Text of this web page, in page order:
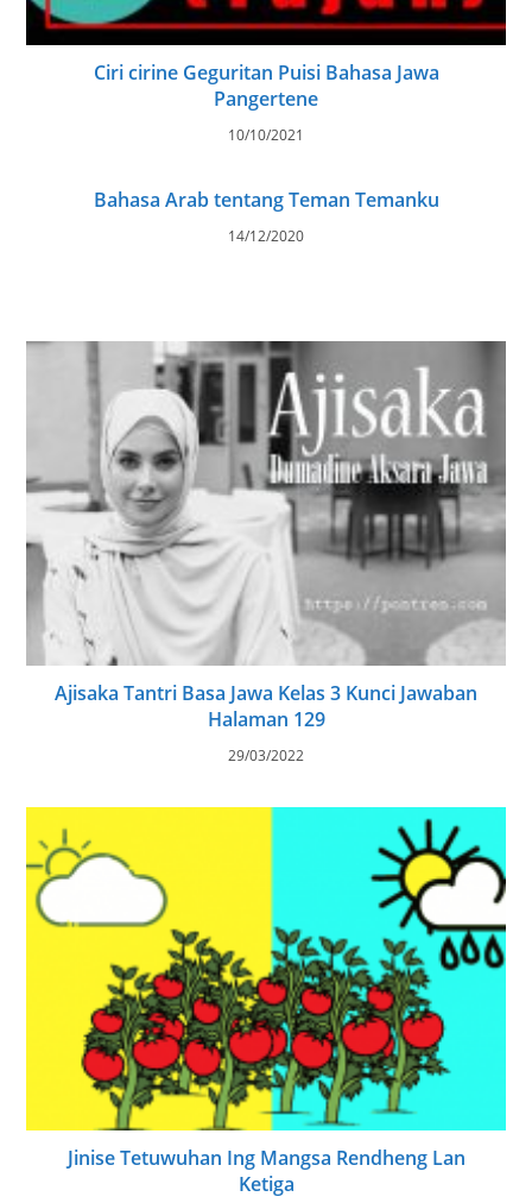
Ciri cirine Geguritan Puisi Bahasa Jawa
Pangertene
10/10/2021
Bahasa Arab tentang Teman Temanku
14/12/2020
Ajisaka Tantri Basa Jawa Kelas 3 Kunci Jawaban
Halaman 129
29/03/2022
Jinise Tetuwuhan Ing Mangsa Rendheng Lan
Ketiga